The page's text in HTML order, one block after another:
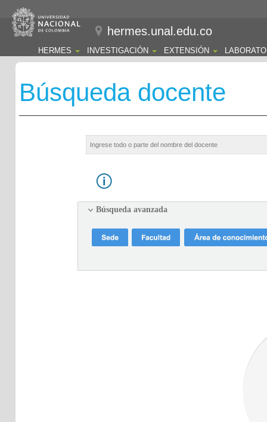
hermes.unal.edu.co
HERMES INVESTIGACIÓN EXTENSIÓN
Búsqueda docente
Búsqueda avanzada